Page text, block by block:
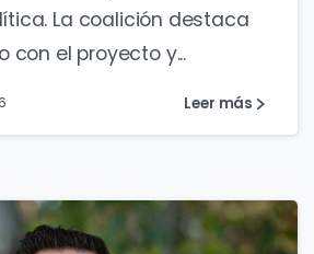
La coalición destaca
con el proyecto y...
Leer más